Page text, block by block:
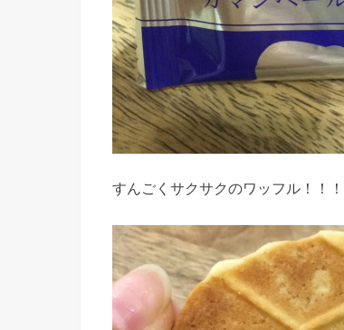
すんごくサクサクのワッフル！！！